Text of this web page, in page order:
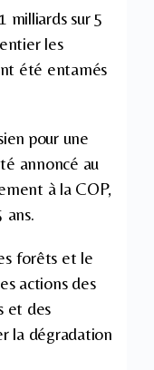
milliards sur 5
les
été entamés
pour une
annoncé au
à la COP,
ans.
forêts et le
actions des
et des
la dégradation